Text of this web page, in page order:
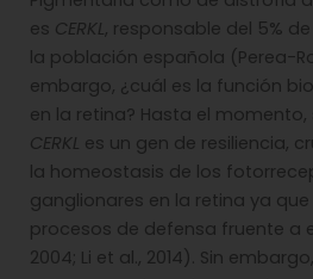
es CERKL, responsable del 5%
la población española (Perea-
embargo, ¿cuál es la función
en la retina? Hasta el
CERKL es un gen de resiliencia,
la homeostasis de los
ganglionares en la retina ya
procesos de defensa fruente a
2004; Li et al., 2014). Sin